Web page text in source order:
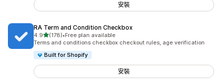
安裝
RA Term and Condition Checkbox
4.9滿分 5 顆星
(178)
共有 178 則評價
•Free plan available
Terms and conditions checkbox checkout rules, age verification
Built for Shopify
安裝